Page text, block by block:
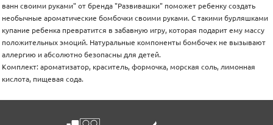
ванн своими руками" от бренда "Развивашки" поможет ребенку создать
необычные ароматические бомбочки своими руками. С такими бурляшками
купание ребенка превратится в забавную игру, которая подарит ему массу
положительных эмоций. Натуральные компоненты бомбочек не вызывают
аллергию и абсолютно безопасны для детей.
Комплект: ароматизатор, краситель, формочка, морская соль, лимонная
кислота, пищевая сода.